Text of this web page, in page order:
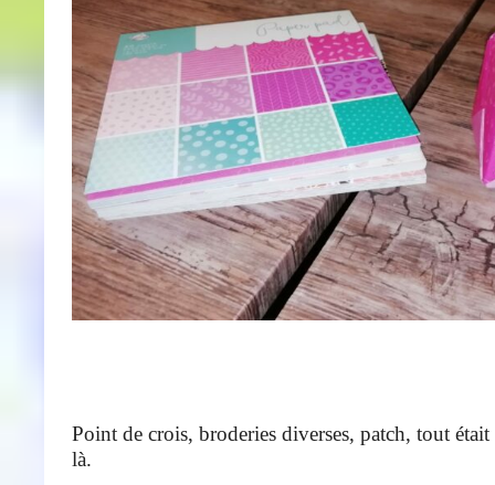
Point de crois, broderies diverses, patch, tout était
là.